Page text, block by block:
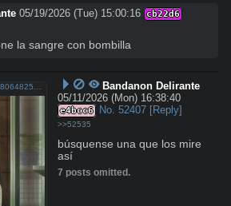
05/19/2026 (Tue) 15:00:16 cb22d6
la sangre con bombilla
Bandanon Delirante
05/11/2026 (Mon) 16:38:40
e4bcc6 No. 52407 [Reply]
>>52535
búsquense una que los mire
así
7 posts omitted.